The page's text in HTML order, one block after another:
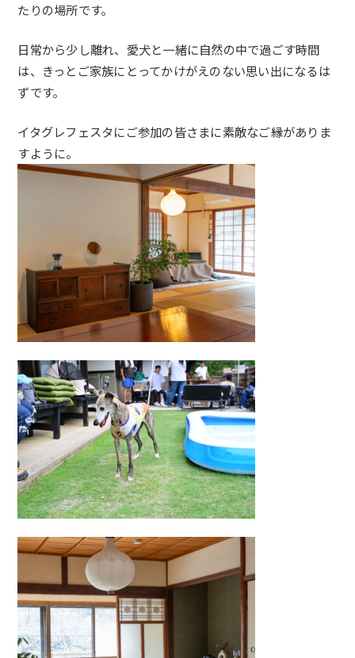
たりの場所です。
日常から少し離れ、愛犬と一緒に自然の中で過ごす時間
は、きっとご家族にとってかけがえのない思い出になるは
ずです。
イタグレフェスタにご参加の皆さまに素敵なご縁がありま
すように。